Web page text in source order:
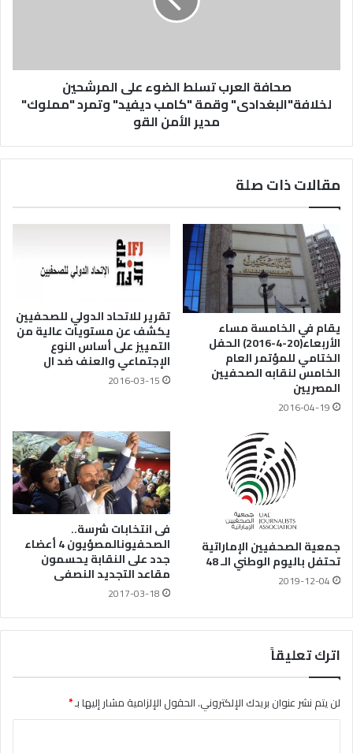
صحافة العرب تسلط الضوء على المرشحين
لخلافة"البغدادى" وقمة "كامب ديفيد" وتمرد "مملوك"
مدير الأمن القو
مقالات ذات صلة
يقام في الخامسة مساء
الأربعاء(20-4-2016) الحفل
الختامي للمؤتمر العام
الخامس لنقابه الصحفيين
المصريين
2016-04-19
تقرير للاتحاد الدولي للصحفيين
يكشف عن مستويات عالية من
التمييز على أساس النوع
الإجتماعي والعنف ضد ال
2016-03-15
جمعية الصحفيين الإماراتية
تحتفل باليوم الوطني الـ 48
2019-12-04
فى انتخابات شرسة..
الصحفيونالمصؤيون 4 أعضاء
جدد على النقابة يحسمون
مقاعد التجديد النصفى
2017-03-18
اترك تعليقاً
لن يتم نشر عنوان بريدك الإلكتروني.الحقول الإلزامية مشار إليها بـ*